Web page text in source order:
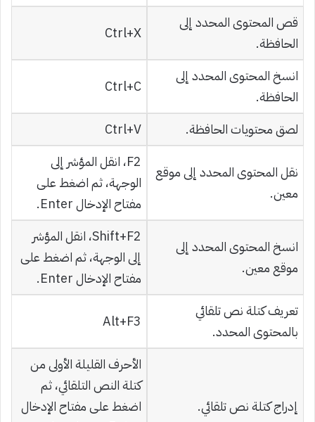
قص المحتوى المحدد إلى
الحافظة.
Ctrl+X
انسخ المحتوى المحدد إلى
الحافظة.
Ctrl+C
لصق محتويات الحافظة. Ctrl+V
نقل المحتوى المحدد إلى موقع
معين.
F2، انقل المؤشر إلى
الوجهة، ثم اضغط على
مفتاح الإدخال Enter.
انسخ المحتوى المحدد إلى
موقع معين.
Shift+F2، انقل المؤشر
إلى الوجهة، ثم اضغط على
مفتاح الإدخال Enter.
تعريف كتلة نص تلقائي
بالمحتوى المحدد.
Alt+F3
إدراج كتلة نص تلقائي.
الأحرف القليلة الأولى من
كتلة النص التلقائي، ثم
اضغط على مفتاح الإدخال